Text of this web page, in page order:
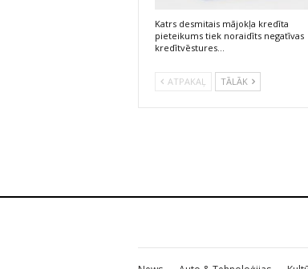
Katrs desmitais mājokļa kredīta
pieteikums tiek noraidīts negatīvas
kredītvēstures…
ATPAKAĻ TĀLĀK